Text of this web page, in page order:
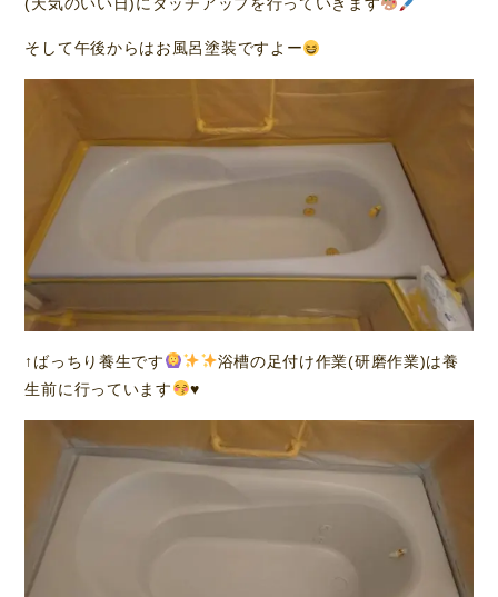
(天気のいい日)にタッチアップを行っていきます
そして午後からはお風呂塗装ですよー
↑ばっちり養生です
浴槽の足付け作業(研磨作業)は養
生前に行っています
♥️